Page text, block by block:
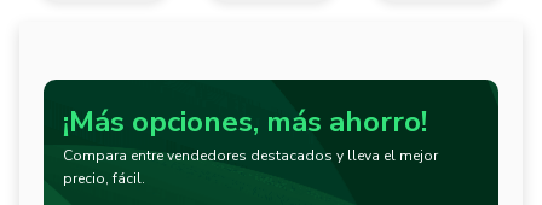
¡Más opciones, más ahorro!
Compara entre vendedores destacados y lleva el mejor
precio, fácil.